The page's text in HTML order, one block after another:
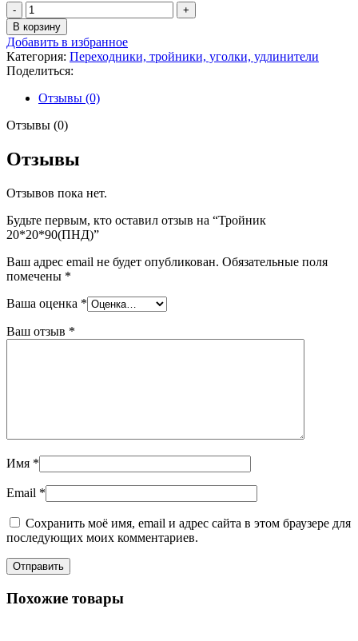
Количество
товара
Тройник
20*20*90(ПНД)
В корзину
Добавить в избранное
Категория: Переходники, тройники, уголки, удлинители
Поделиться:
Отзывы (0)
Отзывы (0)
Отзывы
Отзывов пока нет.
Будьте первым, кто оставил отзыв на “Тройник
20*20*90(ПНД)”
Ваш адрес email не будет опубликован. Обязательные поля
помечены *
Ваша оценка *
Ваш отзыв *
Имя *
Email *
Сохранить моё имя, email и адрес сайта в этом браузере для
последующих моих комментариев.
Похожие товары